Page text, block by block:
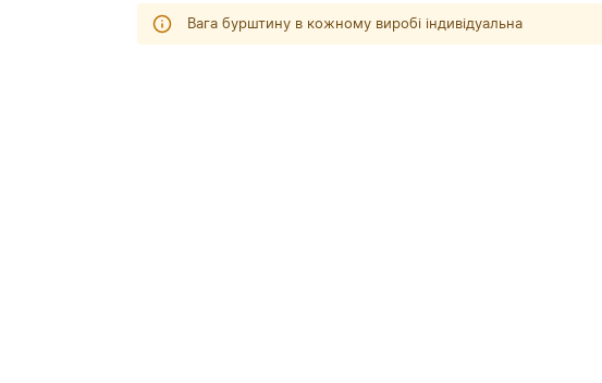
Вага бурштину в кожному виробі індивідуальна